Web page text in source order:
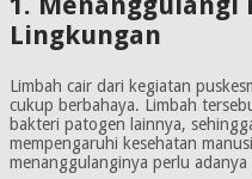
Lingkungan
Limbah cair dari kegiatan
cukup berbahaya. Limbah
bakteri patogen lainnya,
mempengaruhi kesehatan
menanggulanginya perlu adanya